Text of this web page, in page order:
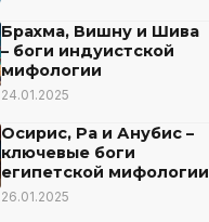
Брахма, Вишну и Шива
– боги индуистской
мифологии
24.01.2025
Осирис, Ра и Анубис –
ключевые боги
египетской мифологии
26.01.2025